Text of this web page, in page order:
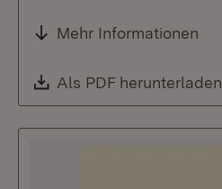
Mehr Informationen
Download:
Als PDF herunterladen